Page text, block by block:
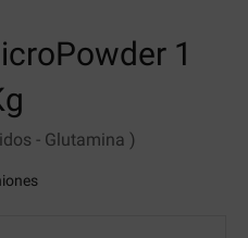
1
- Glutamina )